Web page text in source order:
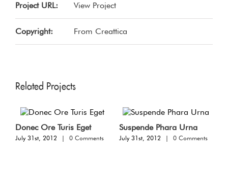
Project URL: View Project
Copyright: From Creattica
Related Projects
Donec Ore Turis Eget
July 31st, 2012 | 0 Comments
Suspende Phara Urna
July 31st, 2012 | 0 Comments